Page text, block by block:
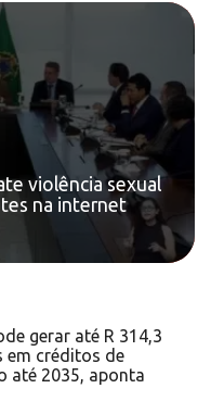
violência sexual
na internet
gerar até R 314,3
em créditos de
até 2035, aponta